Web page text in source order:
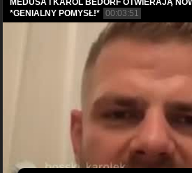
MEDUSA I KAROL BEDORF OTWIERAJĄ
*GENIALNY POMYSŁ!* 00:03:51